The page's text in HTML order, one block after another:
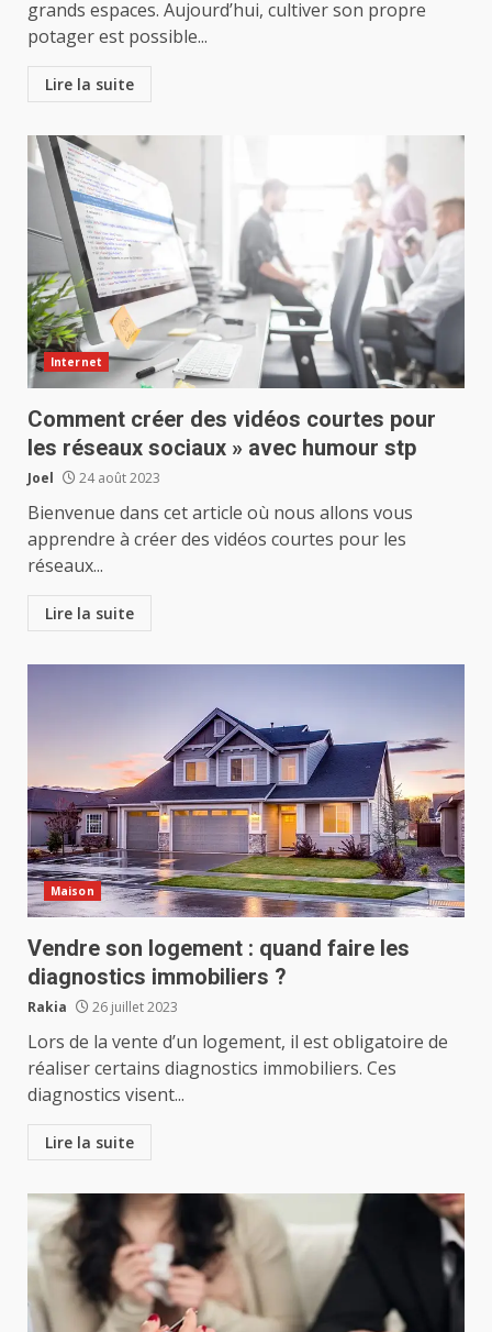
grands espaces. Aujourd’hui, cultiver son propre
potager est possible...
Lire la suite
Internet
Comment créer des vidéos courtes pour
les réseaux sociaux » avec humour stp
Joel 24 août 2023
Bienvenue dans cet article où nous allons vous
apprendre à créer des vidéos courtes pour les
réseaux...
Lire la suite
Maison
Vendre son logement : quand faire les
diagnostics immobiliers ?
Rakia 26 juillet 2023
Lors de la vente d’un logement, il est obligatoire de
réaliser certains diagnostics immobiliers. Ces
diagnostics visent...
Lire la suite